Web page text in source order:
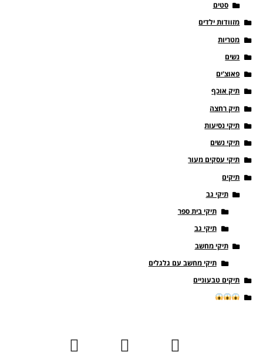
סטים
מזוודות ילדים
מטריות
נשים
פאוצ'ים
תיק אוכף
תיק רחצה
תיקי נסיעות
תיקי נשים
תיקי עסקים מעור
תיקים
תיקי גב
תיקי בית ספר
תיקי גב
תיקי מחשב
תיקי מחשב עם גלגלים
תיקים טבעוניים